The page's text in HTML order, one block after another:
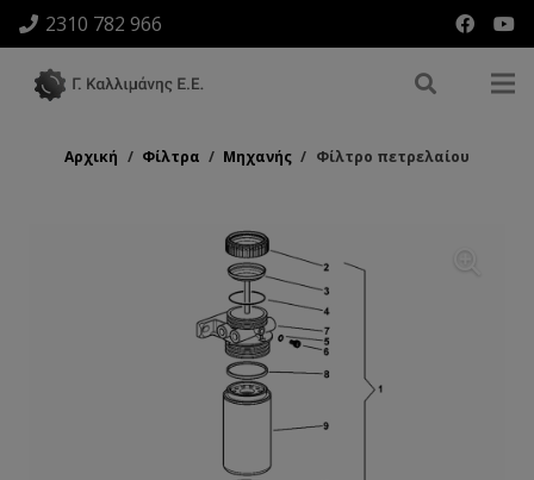
2310 782 966
Αρχική / Φίλτρα / Μηχανής / Φίλτρο πετρελαίου